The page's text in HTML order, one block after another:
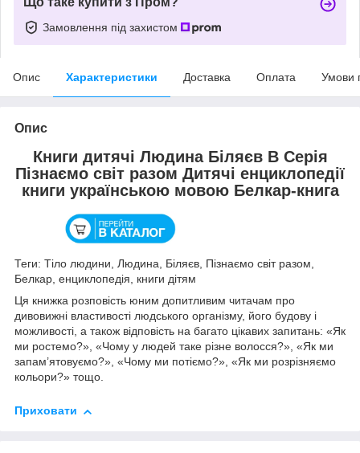
Замовлення під захистом
Опис Характеристики Доставка Оплата Умови
Опис
Книги дитячі Людина Біляєв В Серія
Пізнаємо світ разом Дитячі енциклопедії
книги українською мовою Белкар-книга
Теги: Тіло людини, Людина, Біляєв, Пізнаємо світ разом,
Белкар, енциклопедія, книги дітям
Ця книжка розповість юним допитливим читачам про
дивовижні властивості людського організму, його будову і
можливості, а також відповість на багато цікавих запитань: «Як
ми ростемо?», «Чому у людей таке різне волосся?», «Як ми
запам’ятовуємо?», «Чому ми потіємо?», «Як ми розрізняємо
кольори?» тощо.
Приховати